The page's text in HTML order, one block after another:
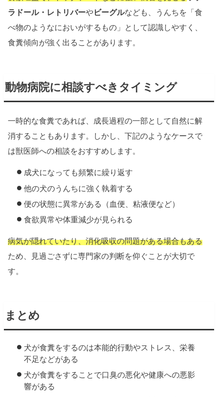
ラドール・レトリバーやビーグルなども、うんちを「食
べ物のようなにおいがするもの」として認識しやすく、
食糞傾向が強く出ることがあります。
動物病院に相談すべきタイミング
一時的な食糞であれば、成長過程の一部として自然に解
消することもあります。しかし、下記のようなケースで
は獣医師への相談をおすすめします。
成犬になっても頻繁に繰り返す
他の犬のうんちに強く執着する
便の状態に異常がある（血便、粘液便など）
食欲異常や体重減少が見られる
病気が隠れていたり、消化吸収の問題がある場合もある
ため、見過ごさずに専門家の判断を仰ぐことが大切で
す。
まとめ
犬が食糞をするのは本能的行動やストレス、栄養
不足などがある
犬が食糞をすることで口臭の悪化や健康への悪影
響がある